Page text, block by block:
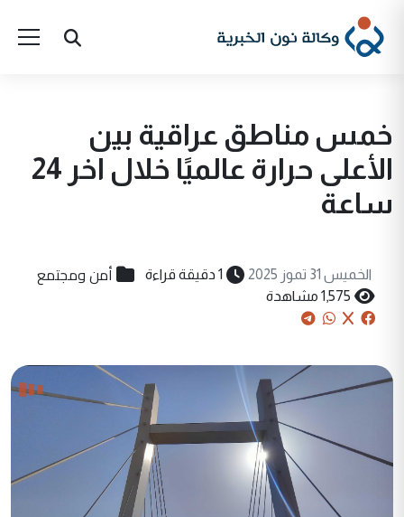
خمس مناطق عراقية بين
الأعلى حرارة عالميًا خلال اخر 24
ساعة
الخميس 31 تموز 2025 1 دقيقة قراءة أمن ومجتمع
1,575 مشاهدة